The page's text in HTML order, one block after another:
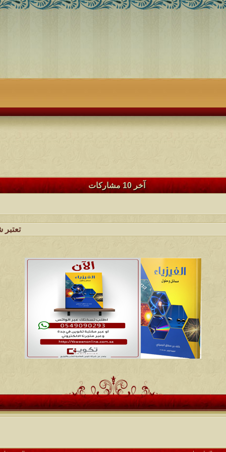
آخر 10 مشاركات
تعتبر شبكة